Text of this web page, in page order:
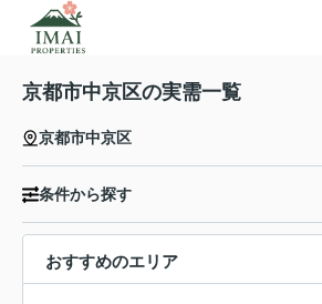
京都市中京区の実需一覧
京都市中京区
条件から探す
おすすめのエリア